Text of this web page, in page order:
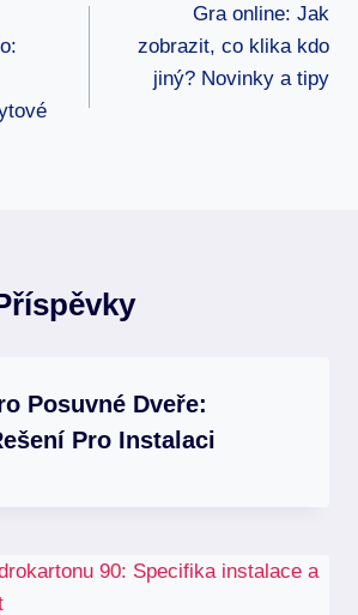
Gra online: Jak
zobrazit, co klika kdo
jiný? Novinky a tipy
Posuvné Dveře:
Pro Instalaci